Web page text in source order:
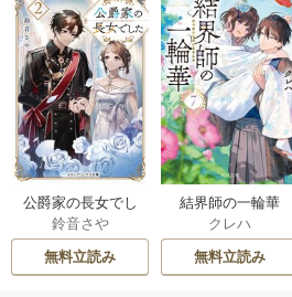
公爵家の長女でし
た
鈴音さや
無料立読み
結界師の一輪華
クレハ
無料立読み